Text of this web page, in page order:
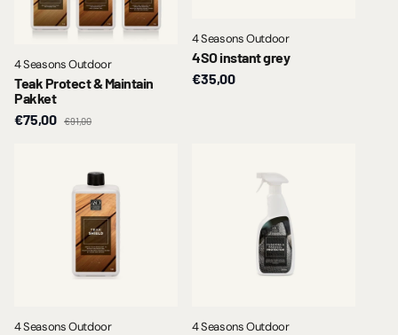
4 Seasons Outdoor
Teak Protect & Maintain
Pakket
€75,00
€91,00
4 Seasons Outdoor
4SO instant grey
€35,00
4 Seasons Outdoor 4 Seasons Outdoor